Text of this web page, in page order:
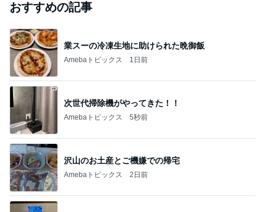
おすすめの記事
業スーの冷凍生地に助けられた晩御飯
Amebaトピックス 1日前
次世代掃除機がやってきた！！
Amebaトピックス 5秒前
沢山のお土産とご機嫌での帰宅
Amebaトピックス 2日前